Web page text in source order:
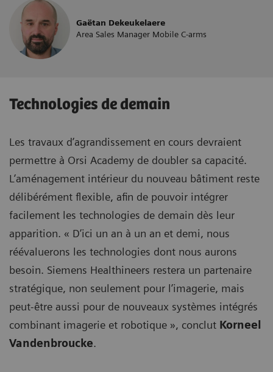
Gaëtan Dekeukelaere
Area Sales Manager Mobile C-arms
Technologies de demain
Les travaux d’agrandissement en cours devraient
permettre à Orsi Academy de doubler sa capacité.
L’aménagement intérieur du nouveau bâtiment reste
délibérément flexible, afin de pouvoir intégrer
facilement les technologies de demain dès leur
apparition. « D’ici un an à un an et demi, nous
réévaluerons les technologies dont nous aurons
besoin. Siemens Healthineers restera un partenaire
stratégique, non seulement pour l’imagerie, mais
peut-être aussi pour de nouveaux systèmes intégrés
combinant imagerie et robotique », conclut Korneel
Vandenbroucke.